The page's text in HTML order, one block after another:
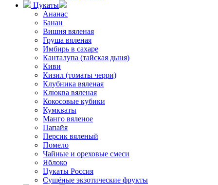
Цукаты
Ананас
Банан
Вишня вяленая
Груша вяленая
Имбирь в сахаре
Канталупа (тайская дыня)
Киви
Кизил (томаты черри)
Клубника вяленая
Клюква вяленая
Кокосовые кубики
Кумкваты
Манго вяленое
Папайя
Персик вяленый
Помело
Чайные и ореховые смеси
Яблоко
Цукаты Россия
Сушёные экзотические фрукты